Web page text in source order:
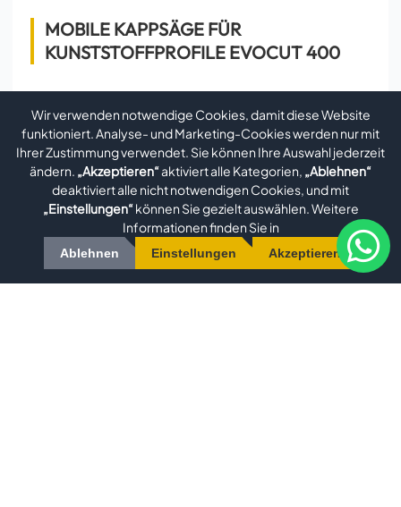
MOBILE KAPPSÄGE FÜR
KUNSTSTOFFPROFILE EVOCUT 400
400Präzision, Flexibilität und Leistung für den mobilen
Einsatz in der KunststoffbearbeitungProfessionelle
Schnitttechnik für PVC- und
Ansehen
Wir verwenden notwendige Cookies, damit diese Website
funktioniert. Analyse- und Marketing-Cookies werden nur mit
Ihrer Zustimmung verwendet. Sie können Ihre Auswahl jederzeit
ändern. „Akzeptieren“aktiviert alle Kategorien, „Ablehnen“
deaktiviert alle nicht notwendigen Cookies, und mit
„Einstellungen“können Sie gezielt auswählen. Weitere
Informationen finden Sie in
Ablehnen Einstellungen Akzeptieren